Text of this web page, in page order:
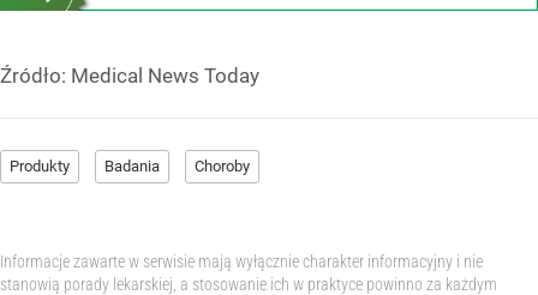
Źródło: Medical News Today
Produkty Badania Choroby
Informacje zawarte w serwisie mają wyłącznie charakter informacyjny i nie
stanowią porady lekarskiej, a stosowanie ich w praktyce powinno za każdym